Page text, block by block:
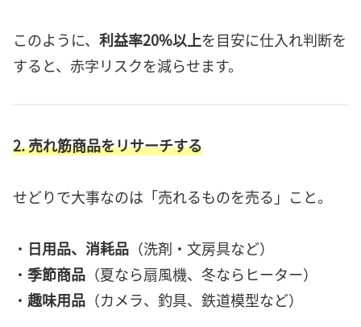
このように、 利益率20%以上を目安に仕入れ判断を
すると、赤字リスクを減らせます。
2. 売れ筋商品をリサーチする
せどりで大事なのは「売れるものを売る」こと。
・ 日用品、消耗品 （洗剤・文房具など）
・ 季節商品 （夏なら扇風機、冬ならヒーター）
・ 趣味用品 （カメラ、釣具、鉄道模型など）